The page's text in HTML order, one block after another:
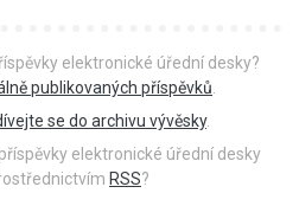
elektronické úřední desky?
publikovaných příspěvků
se do archivu vývěsky.
elektronické úřední desky
RSS?